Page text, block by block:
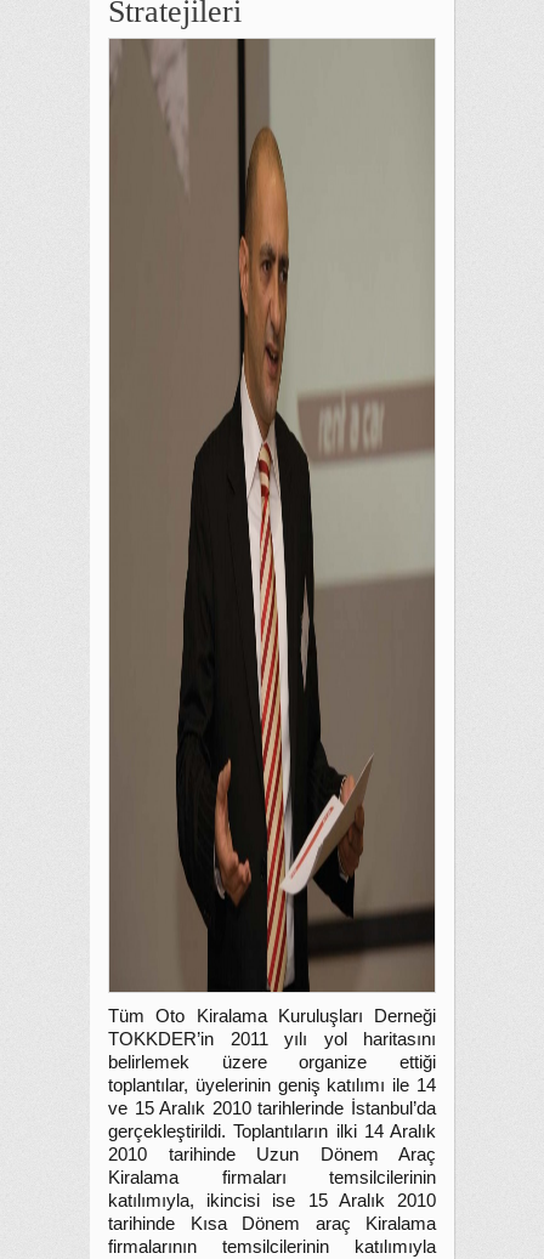
Stratejileri
Tüm Oto Kiralama Kuruluşları Derneği
TOKKDER’in 2011 yılı yol haritasını
belirlemek üzere organize ettiği
toplantılar, üyelerinin geniş katılımı ile 14
ve 15 Aralık 2010 tarihlerinde İstanbul’da
gerçekleştirildi. Toplantıların ilki 14 Aralık
2010 tarihinde Uzun Dönem Araç
Kiralama firmaları temsilcilerinin
katılımıyla, ikincisi ise 15 Aralık 2010
tarihinde Kısa Dönem araç Kiralama
firmalarının temsilcilerinin katılımıyla